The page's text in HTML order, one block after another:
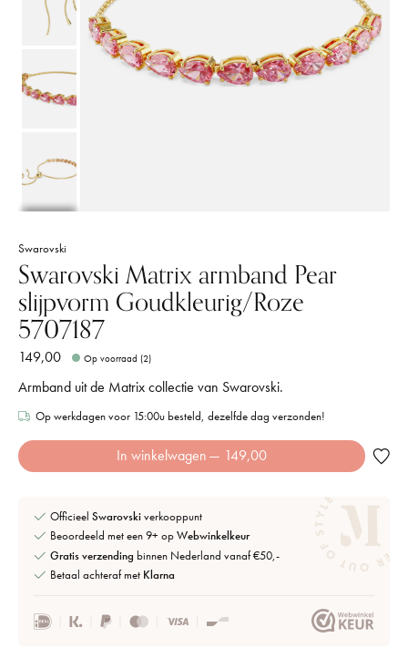
Swarovski
Swarovski Matrix armband Pear
slijpvorm Goudkleurig/Roze
5707187
149,00 Op voorraad (2)
Armband uit de Matrix collectie van Swarovski.
Op werkdagen voor 15:00u besteld, dezelfde dag verzonden!
In winkelwagen — 149,00
Officieel Swarovskiverkooppunt
Beoordeeld met een 9+ opWebwinkelkeur
Gratis verzending binnen Nederland vanaf €50,-
Betaal achteraf met Klarna